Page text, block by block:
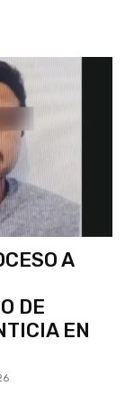
A
DE
EN